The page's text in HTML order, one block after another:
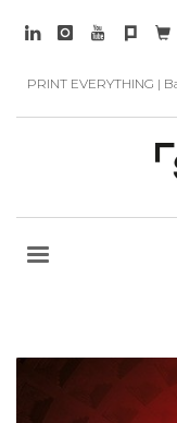
PRINT EVERYTHING |